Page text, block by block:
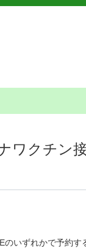
ワクチン接
いずれかで予約